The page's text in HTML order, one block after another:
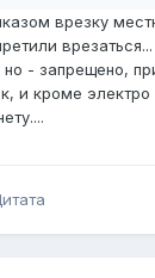
врезку
- запрещено,
и кроме